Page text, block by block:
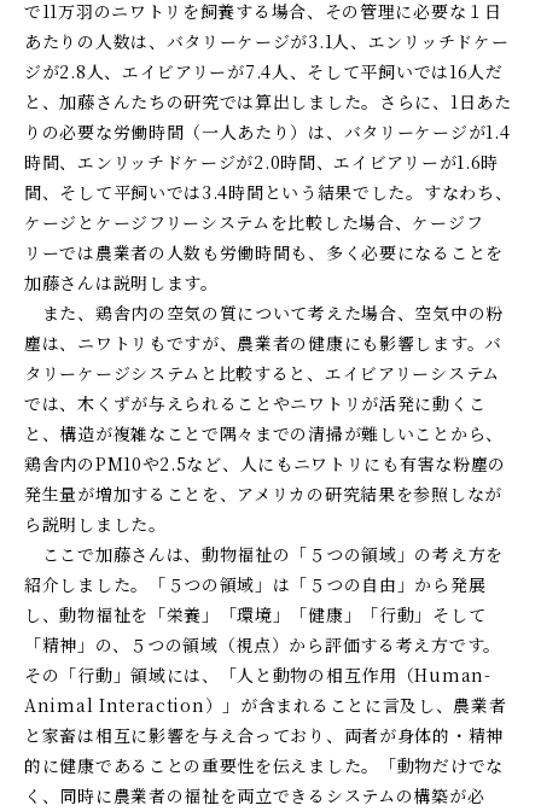
で11万羽のニワトリを飼養する場合、その管理に必要な１日
あたりの人数は、バタリーケージが3.1 人、エンリッチドケー
ジが2.8 人、エイビアリーが7.4人、そして平飼いでは16人だ
と、加藤さんたちの研究では算出しました。さらに、 1 日あた
りの必要な労働時間（一人あたり）は、バタリーケージが1.4
時間、エンリッチドケージが2.0時間、エイビアリーが1.6時
間、そして平飼いでは3.4時間という結果でした。すなわち、
ケージとケージフリーシステムを比較した場合、ケージフ
リーでは農業者の人数も労働時間も、多く必要になることを
加藤さんは説明します。
また、鶏舎内の空気の質について考えた場合、空気中の粉
塵は、ニワトリもですが、農業者の健康にも影響します。バ
タリーケージシステムと比較すると、エイビアリーシステム
では、木くずが与えられることやニワトリが活発に動くこ
と、構造が複雑なことで隅々までの清掃が難しいことから、
鶏舎内のPM10や2.5など、人にもニワトリにも有害な粉塵の
発生量が増加することを、アメリカの研究結果を参照しなが
ら説明しました。
ここで加藤さんは、動物福祉の「５つの領域」の考え方を
紹介しました。「５つの領域」は「５つの自由」から発展
し、動物福祉を「栄養」「環境」「健康」「行動」そして
「精神」の、５つの領域（視点）から評価する考え方です。
その「行動」領域には、「人と動物の相互作用（Human-
Animal Interaction ）」が含まれることに言及し、農業者
と家畜は相互に影響を与え合っており、両者が身体的・精神
的に健康であることの重要性を伝えました。「動物だけでな
く、同時に農業者の福祉を両立できるシステムの構築が必